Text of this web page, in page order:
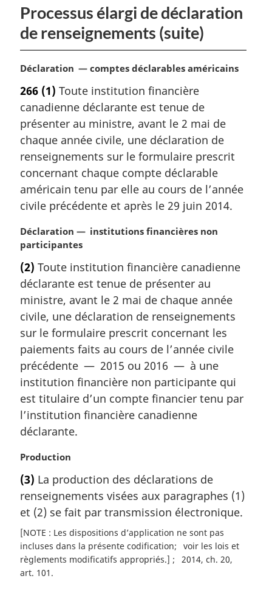
Processus élargi de déclaration
de renseignements (suite)
N
t
e
m
a
g
i
n
a
e
:
Déclaration — comptes déclarables américains
266 (1) Toute institution financière
canadienne déclarante est tenue de
présenter au ministre, avant le 2 mai de
chaque année civile, une déclaration de
renseignements sur le formulaire prescrit
concernant chaque compte déclarable
américain tenu par elle au cours de l’année
civile précédente et après le 29 juin 2014.
N
o
e
m
a
r
i
n
a
l
:
Déclaration — institutions financières non
participantes
(2) Toute institution financière canadienne
déclarante est tenue de présenter au
ministre, avant le 2 mai de chaque année
civile, une déclaration de renseignements
sur le formulaire prescrit concernant les
paiements faits au cours de l’année civile
précédente — 2015 ou 2016 — à une
institution financière non participante qui
est titulaire d’un compte financier tenu par
l’institution financière canadienne
déclarante.
N
t
e
m
r
g
i
n
Production
(3) La production des déclarations de
renseignements visées aux paragraphes (1)
et (2) se fait par transmission électronique.
[NOTE : Les dispositions d’application ne sont pas
incluses dans la présente codification
voir les lois et
règlements modificatifs appropriés.]
2014, ch. 20,
art. 101